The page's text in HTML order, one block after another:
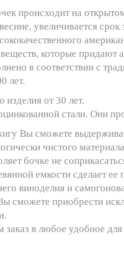
происходит на
увеличивается
которые придают
в соответствии с
лет.
от 30 лет.
стали. Они
Вы сможете
чистого
бочке не
емкости сделает
виноделия и
сможете приобрести
в любое удобное